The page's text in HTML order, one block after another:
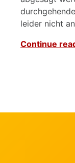
leider nicht
Continue